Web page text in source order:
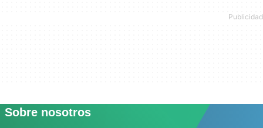
Sobre nosotros